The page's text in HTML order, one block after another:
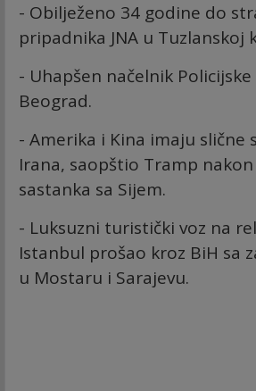
- Obilježeno 34 godine do
pripadnika JNA u Tuzlanskoj
- Uhapšen načelnik
Beograd.
- Amerika i Kina imaju slične
Irana, saopštio Tramp
sastanka sa Sijem.
- Luksuzni turistički voz na
Istanbul prošao kroz BiH sa
u Mostaru i Sarajevu.